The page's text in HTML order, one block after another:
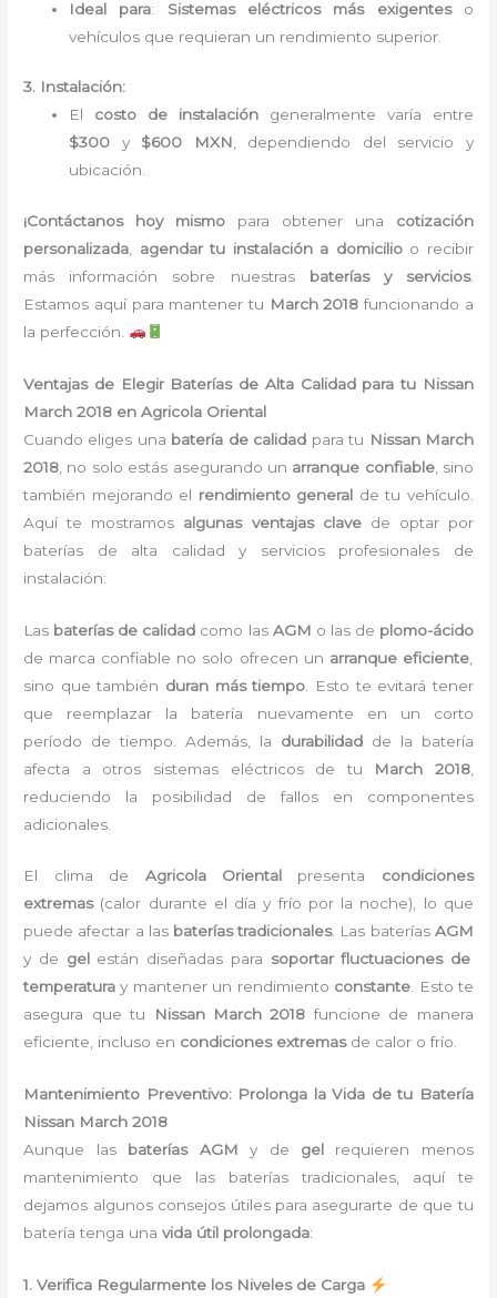
Ideal para: Sistemas eléctricos más exigenteso
vehículos que requieran un rendimiento superior.
3. Instalación:
El costo de instalación generalmente varía entre
$300 y $600 MXN, dependiendo del servicio y
ubicación.
¡Contáctanos hoy mismo para obtener una cotización
personalizada
agendar tu instalación a domicilioo recibir
más información sobre nuestras baterías y servicios.
Estamos aquí para mantener tu March 2018 funcionando a
la perfección.
Ventajas de Elegir Baterías de Alta Calidad para tu Nissan
March 2018 en Agricola Oriental
Cuando eliges una batería de calidad para tu Nissan March
2018 , no solo estás asegurando un arranque confiable, sino
también mejorando el rendimiento general de tu vehículo.
Aquí te mostramos algunas ventajas clavede optar por
baterías de alta calidad y servicios profesionales de
instalación:
Las baterías de calidad como las AGM o las de plomo-ácido
de marca confiable no solo ofrecen un arranque eficiente,
sino que también duran más tiempo . Esto te evitará tener
que reemplazar la batería nuevamente en un corto
período de tiempo. Además, la durabilidad de la batería
afecta a otros sistemas eléctricos de tu
March 2018,
reduciendo la posibilidad de fallos en componentes
adicionales.
El clima de Agricola Oriental presenta condiciones
extremas(calor durante el día y frío por la noche), lo que
puede afectar a las baterías tradicionales. Las baterías AGM
y de gelestán diseñadas para soportar fluctuaciones de
temperatura y mantener un rendimiento constante. Esto te
asegura que tu
Nissan March 2018 funcione de manera
eficiente, incluso en condiciones extremasde calor o frío.
Mantenimiento Preventivo: Prolonga la Vida de tu Batería
Nissan March 2018
Aunque las baterías AGM y de gel requieren menos
mantenimiento que las baterías tradicionales, aquí te
dejamos algunos consejos útiles para asegurarte de que tu
batería tenga unavida útil prolongada:
1. Verifica Regularmente los Niveles de Carga